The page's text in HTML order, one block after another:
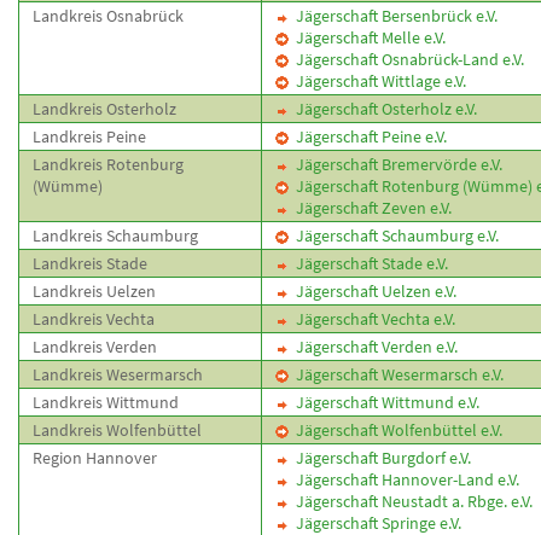
Landkreis Osnabrück
Jägerschaft Bersenbrück e.V.
Jägerschaft Melle e.V.
Jägerschaft Osnabrück-Land e.V.
Jägerschaft Wittlage e.V.
Landkreis Osterholz
Jägerschaft Osterholz e.V.
Landkreis Peine
Jägerschaft Peine e.V.
Landkreis Rotenburg
(Wümme)
Jägerschaft Bremervörde e.V.
Jägerschaft Rotenburg (Wümme)
Jägerschaft Zeven e.V.
Landkreis Schaumburg
Jägerschaft Schaumburg e.V.
Landkreis Stade
Jägerschaft Stade e.V.
Landkreis Uelzen
Jägerschaft Uelzen e.V.
Landkreis Vechta
Jägerschaft Vechta e.V.
Landkreis Verden
Jägerschaft Verden e.V.
Landkreis Wesermarsch
Jägerschaft Wesermarsch e.V.
Landkreis Wittmund
Jägerschaft Wittmund e.V.
Landkreis Wolfenbüttel
Jägerschaft Wolfenbüttel e.V.
Region Hannover
Jägerschaft Burgdorf e.V.
Jägerschaft Hannover-Land e.V.
Jägerschaft Neustadt a. Rbge. e.V.
Jägerschaft Springe e.V.